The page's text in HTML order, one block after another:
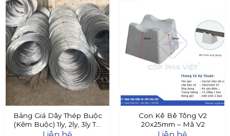
Bảng Giá Dây Thép Buộc
(Kẽm Buộc) 1ly, 2ly, 3ly Tại
Đây
Con Kê Bê Tông V2
20x25mm – Mã V2